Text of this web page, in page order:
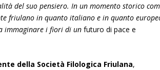
del suo pensiero. In un momento storico
friulano in quanto italiano e in quanto
immaginare i fiori di unfuturo di pace e
della Società Filologica Friulana,